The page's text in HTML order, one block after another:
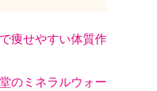
痩せやすい体質作
のミネラルウォー